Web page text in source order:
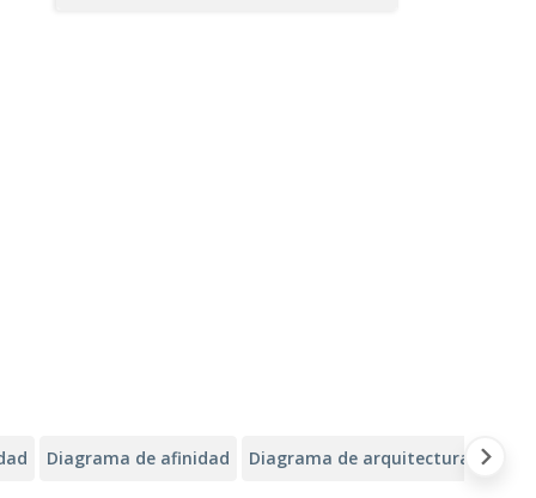
Diagrama de afinidad Diagrama de arquitectura de